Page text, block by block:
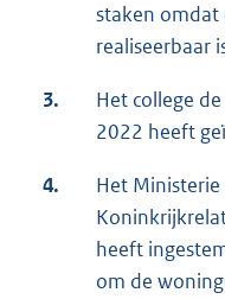
staken
realiseerbaar
3.
Het college
2022 heeft
4.
Het Ministerie
heeft
om de